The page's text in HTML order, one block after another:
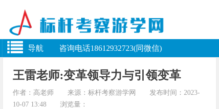
导航 咨询电话18612932723(同微信)
王雷老师:变革领导力与引领变革
作者：高老师 来源：标杆考察游学网 发布时间：2023-
10-07 13:48 浏览量：